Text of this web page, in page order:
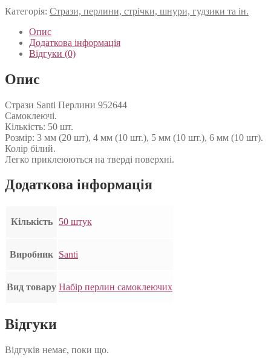
Категорія: Стрази, перлини, стрічки, шнури, гудзики та ін.
Опис
Додаткова інформація
Відгуки (0)
Опис
Стрази Santi Перлини 952644
Самоклеючі.
Кількість: 50 шт.
Розмір: 3 мм (20 шт), 4 мм (10 шт.), 5 мм (10 шт.), 6 мм (10 шт).
Колір білий.
Легко приклеюються на тверді поверхні.
Додаткова інформація
Кількість 50 штук
Виробник Santi
Вид товару Набір перлин самоклеючих
Відгуки
Відгуків немає, поки що.